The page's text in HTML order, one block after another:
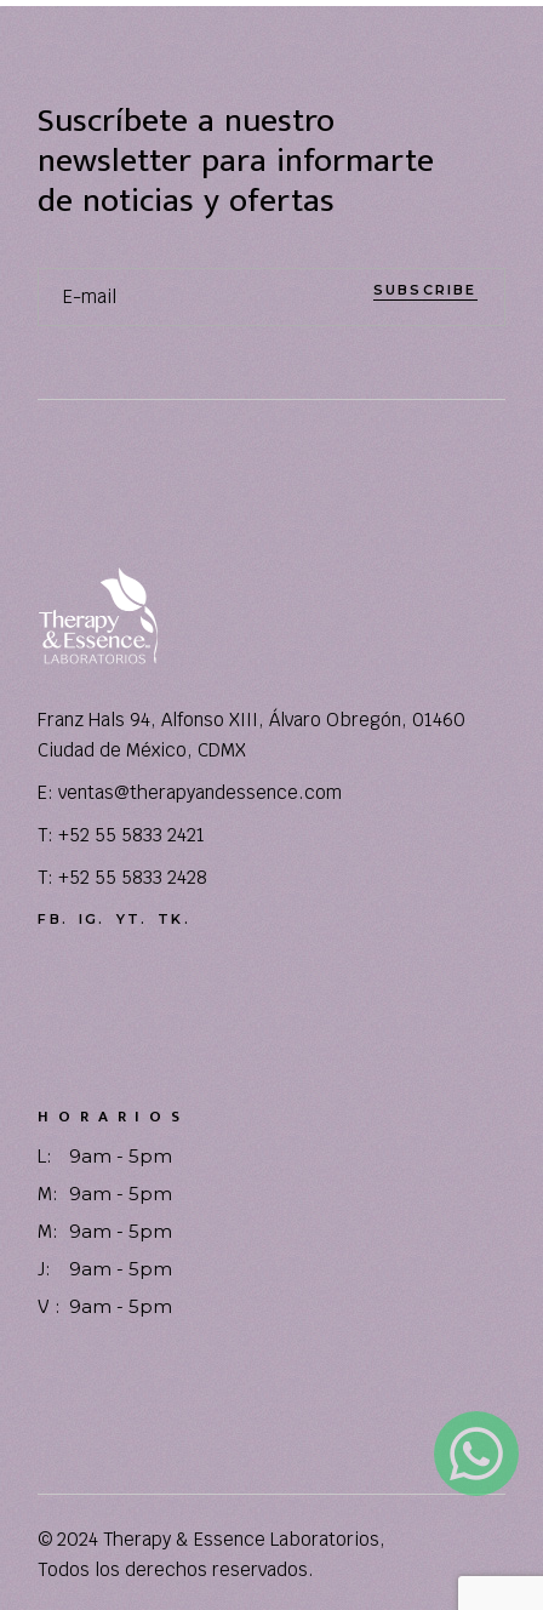
Suscríbete a nuestro
newsletter para informarte
de noticias y ofertas
SUBSCRIBE
Franz Hals 94, Alfonso XIII, Álvaro Obregón, 01460
Ciudad de México, CDMX
E:ventas@therapyandessence.com
T: +52 55 5833 2421
T: +52 55 5833 2428
FB. IG. YT. TK.
HORARIOS
L:
9am - 5pm
M:
9am - 5pm
M:
9am - 5pm
J:
9am - 5pm
V : 9am - 5pm
© 2024 Therapy & Essence Laboratorios,
Todos los derechos reservados.